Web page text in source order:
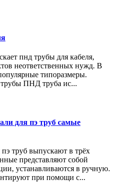
пнд трубы для кабеля,
неответственных нужд. В
типоразмеры.
ПНД труба ис...
для пэ труб самые
труб выпускают в трёх
представляют собой
устанавливаются в ручную.
при помощи с...